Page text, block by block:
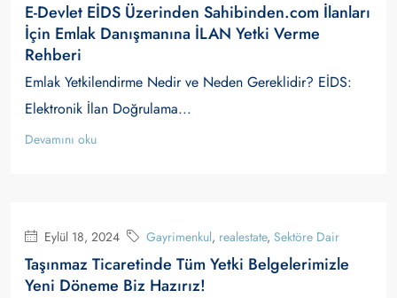
E-Devlet EİDS Üzerinden Sahibinden.com İlanları
İçin Emlak Danışmanına İLAN Yetki Verme
Rehberi
Emlak Yetkilendirme Nedir ve Neden Gereklidir? EİDS:
Elektronik İlan Doğrulama...
Devamını oku
Eylül 18, 2024 Gayrimenkul, realestate, Sektöre Dair
Taşınmaz Ticaretinde Tüm Yetki Belgelerimizle
Yeni Döneme Biz Hazırız!